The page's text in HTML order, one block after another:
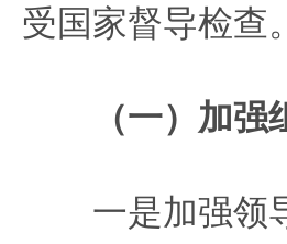
受国家督导检查。
（一）加强组
一是加强领导